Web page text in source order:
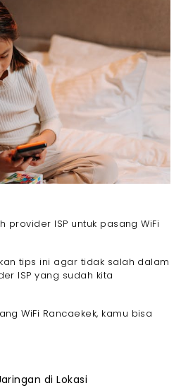
provider ISP untuk pasang WiFi
tips ini agar tidak salah dalam
ISP yang sudah kita
WiFi Rancaekek, kamu bisa
di Lokasi